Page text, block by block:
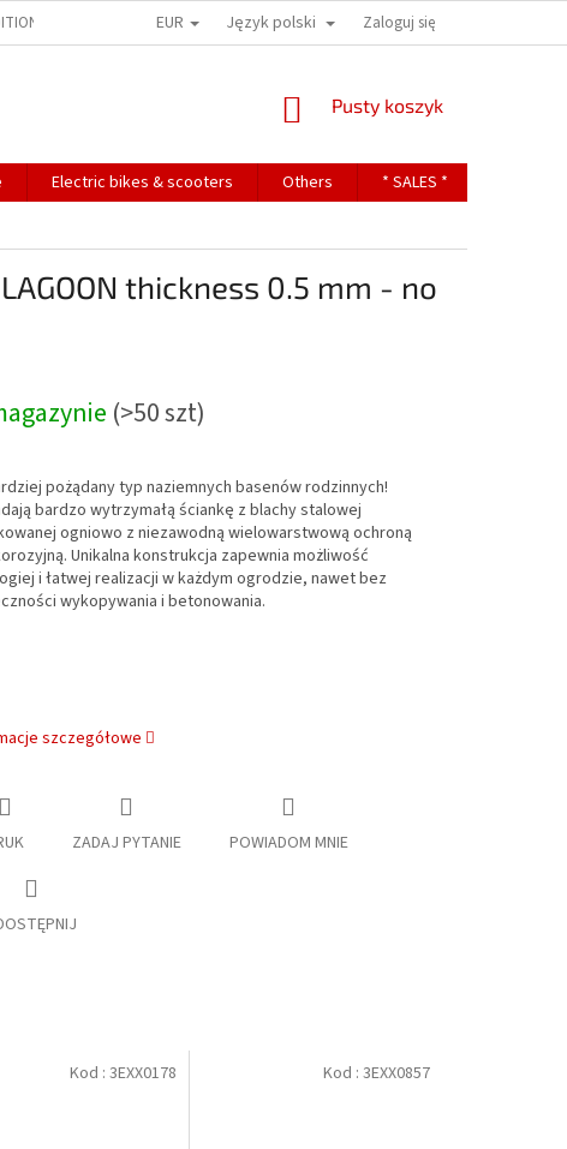
TERMS OF PERSONAL DATA PROTECTION
EUR Język polski Zaloguj się
KOSZYK
Pusty koszyk
Electric bikes & scooters Others * SALES *
thickness 0.5 mm - no
(>50 szt)
pożądany typ naziemnych basenów rodzinnych!
bardzo wytrzymałą ściankę z blachy stalowej
ogniowo z niezawodną wielowarstwową ochroną
Unikalna konstrukcja zapewnia możliwość
i łatwej realizacji w każdym ogrodzie, nawet bez
wykopywania i betonowania.
szczegółowe
ZADAJ PYTANIE POWIADOM MNIE
Kod :3EXX0178 Kod : 3EXX0857